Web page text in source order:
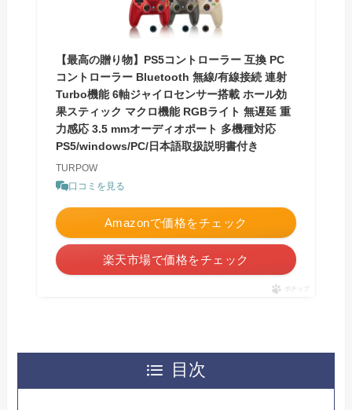
【最高の贈り物】PS5コントローラー 互換 PC
コントローラー Bluetooth 無線/有線接続 連射
Turbo機能 6軸ジャイロセンサー搭載 ホール効
果スティック マクロ機能 RGBライト 無遅延 重
力感応 3.5 mmオーディオポート 多機種対応
PS5/windows/PC/日本語取扱説明書付き
TURPOW
口コミを見る
Amazonで価格をチェック
楽天市場で価格をチェック
ポチップ
目次